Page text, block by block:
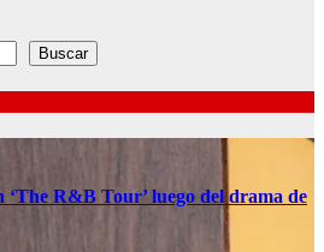
Buscar
‘The R&B Tour’ luego del drama de